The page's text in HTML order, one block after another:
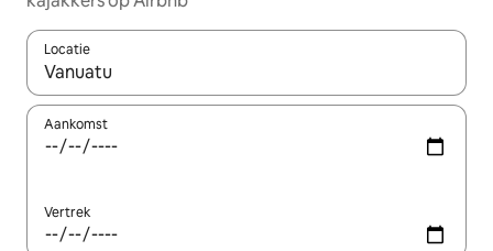
Locatie
Wanneer er resultaten beschikbaar zijn, maak je een keuze
Aankomst
Vertrek